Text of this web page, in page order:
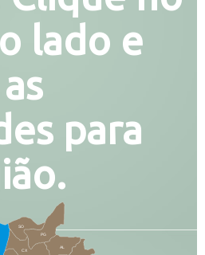
lado e
para
CX
AL
PG
SO